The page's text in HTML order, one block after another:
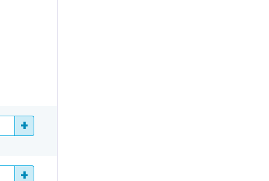
+
+